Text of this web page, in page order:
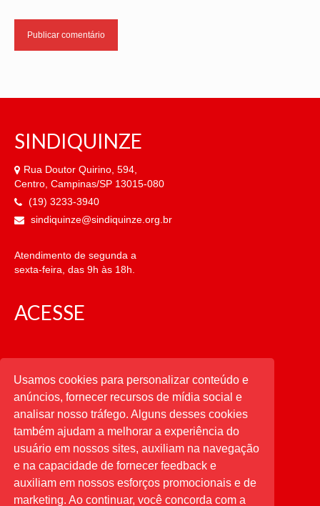
SINDIQUINZE
Rua Doutor Quirino, 594,
Centro, Campinas/SP 13015-080
(19) 3233-3940
sindiquinze@sindiquinze.org.br
Atendimento de segunda a
sexta-feira, das 9h às 18h.
ACESSE
CATEGORIAS
CATEGORIAS
PESQUISAR
Buscar
por:
Usamos cookies para personalizar conteúdo e
anúncios, fornecer recursos de mídia social e
analisar nosso tráfego. Alguns desses cookies
também ajudam a melhorar a experiência do
usuário em nossos sites, auxiliam na navegação
e na capacidade de fornecer feedback e
auxiliam em nossos esforços promocionais e de
marketing. Ao continuar, você concorda com a